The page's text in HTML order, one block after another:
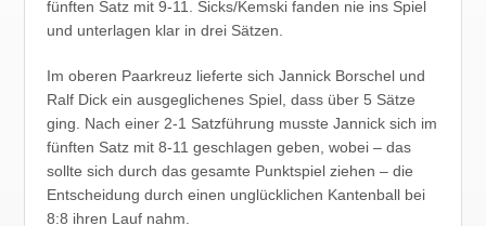
fünften Satz mit 9-11. Sicks/Kemski fanden nie ins Spiel
und unterlagen klar in drei Sätzen.
Im oberen Paarkreuz lieferte sich Jannick Borschel und
Ralf Dick ein ausgeglichenes Spiel, dass über 5 Sätze
ging. Nach einer 2-1 Satzführung musste Jannick sich im
fünften Satz mit 8-11 geschlagen geben, wobei – das
sollte sich durch das gesamte Punktspiel ziehen – die
Entscheidung durch einen unglücklichen Kantenball bei
8:8 ihren Lauf nahm.